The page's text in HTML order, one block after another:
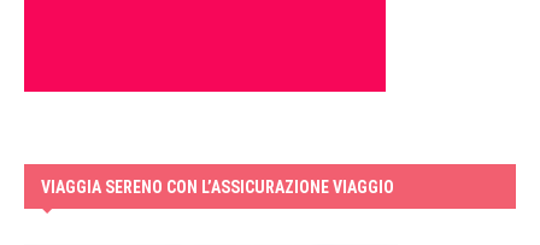
VIAGGIA SERENO CON L’ASSICURAZIONE VIAGGIO